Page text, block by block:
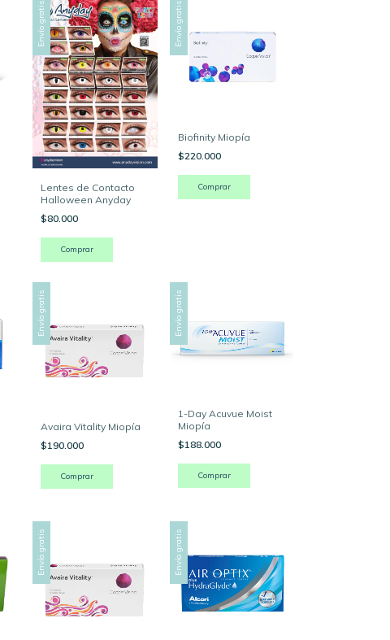
Envío gratis
Lentes de Contacto
Halloween Anyday
$80.000
Comprar
Envío gratis
Biofinity Miopía
$220.000
Comprar
Envío gratis
Avaira Vitality Miopía
$190.000
Comprar
Envío gratis
1-Day Acuvue Moist
Miopía
$188.000
Comprar
Envío gratis Envío gratis